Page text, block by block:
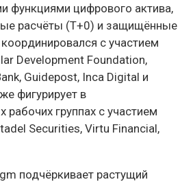
функциями цифрового актива,
расчёты (T+0) и защищённые
с участием
Development Foundation,
Guidepost, Inca Digital и
фигурирует в
рабочих группах с участием
Securities, Virtu Financial,
подчёркивает растущий